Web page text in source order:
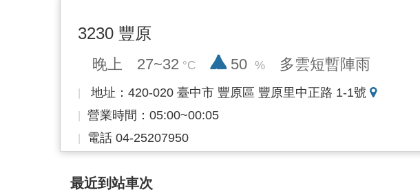
3230 豐原
晚上 27~32 降雨率
50 多雲短暫陣雨
地址：420-020 臺中市 豐原區 豐原里中正路 1-1號
營業時間：05:00~00:05
電話 04-25207950
最近到站車次